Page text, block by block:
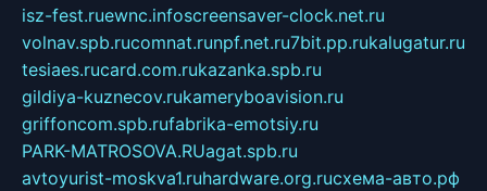
isz-fest.ruewnc.infoscreensaver-clock.net.ru
volnav.spb.rucomnat.runpf.net.ru7bit.pp.rukalugatur.ru
tesiaes.rucard.com.rukazanka.spb.ru
gildiya-kuznecov.rukameryboavision.ru
griffoncom.spb.rufabrika-emotsiy.ru
PARK-MATROSOVA.RUagat.spb.ru
avtoyurist-moskva1.ruhardware.org.ruсхема-авто.рф